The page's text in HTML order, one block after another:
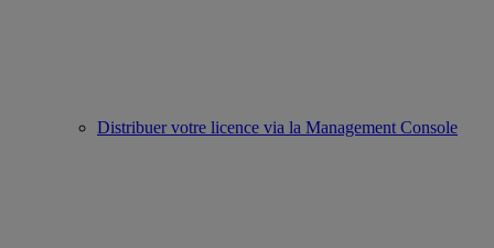
Distribuer votre licence via la Management Console